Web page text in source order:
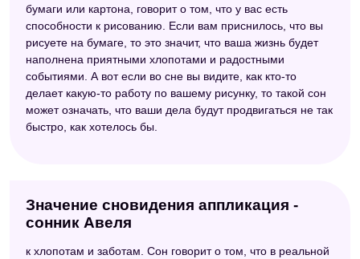
бумаги или картона, говорит о том, что у вас есть
способности к рисованию. Если вам приснилось, что вы
рисуете на бумаге, то это значит, что ваша жизнь будет
наполнена приятными хлопотами и радостными
событиями. А вот если во сне вы видите, как кто-то
делает какую-то работу по вашему рисунку, то такой сон
может означать, что ваши дела будут продвигаться не так
быстро, как хотелось бы.
Значение сновидения аппликация -
сонник Авеля
к хлопотам и заботам. Сон говорит о том, что в реальной